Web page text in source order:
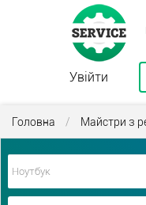
Увійти
Головна / Майстри з